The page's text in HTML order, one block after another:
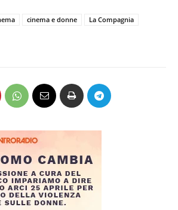
cinema e donne
La Compagnia